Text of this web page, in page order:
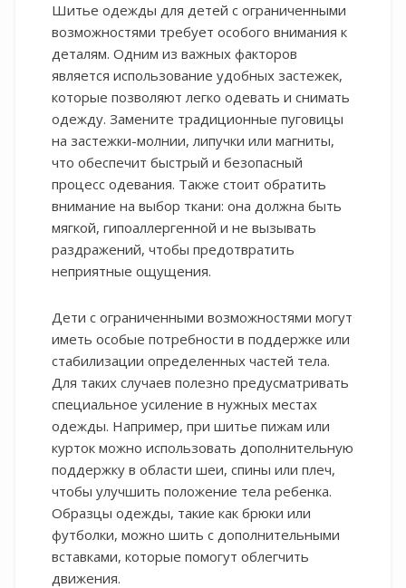
Шитье одежды для детей с ограниченными
возможностями требует особого внимания к
деталям. Одним из важных факторов
является использование удобных застежек,
которые позволяют легко одевать и снимать
одежду. Замените традиционные пуговицы
на застежки-молнии, липучки или магниты,
что обеспечит быстрый и безопасный
процесс одевания. Также стоит обратить
внимание на выбор ткани: она должна быть
мягкой, гипоаллергенной и не вызывать
раздражений, чтобы предотвратить
неприятные ощущения.
Дети с ограниченными возможностями могут
иметь особые потребности в поддержке или
стабилизации определенных частей тела.
Для таких случаев полезно предусматривать
специальное усиление в нужных местах
одежды. Например, при шитье пижам или
курток можно использовать дополнительную
поддержку в области шеи, спины или плеч,
чтобы улучшить положение тела ребенка.
Образцы одежды, такие как брюки или
футболки, можно шить с дополнительными
вставками, которые помогут облегчить
движения.